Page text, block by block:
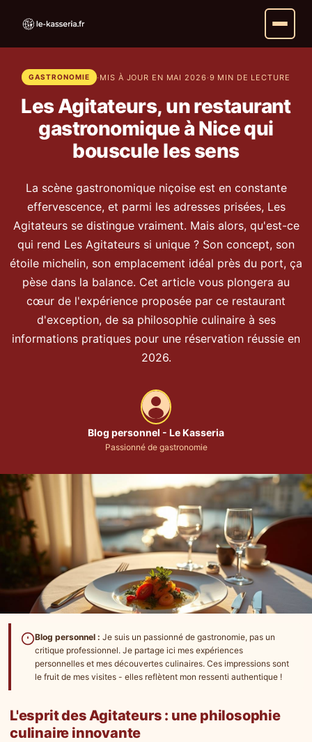
GASTRONOMIE · MIS À JOUR EN MAI 2026 ·9 MIN DE LECTURE
Les Agitateurs, un restaurant
gastronomique à Nice qui
bouscule les sens
La scène gastronomique niçoise est en constante
effervescence, et parmi les adresses prisées, Les
Agitateurs se distingue vraiment. Mais alors, qu'est-ce
qui rend Les Agitateurs si unique ? Son concept, son
étoile michelin, son emplacement idéal près du port, ça
pèse dans la balance. Cet article vous plongera au
cœur de l'expérience proposée par ce restaurant
d'exception, de sa philosophie culinaire à ses
informations pratiques pour une réservation réussie en
2026.
Blog personnel - Le Kasseria
Passionné de gastronomie
Blog personnel : Je suis un passionné de gastronomie, pas un
critique professionnel. Je partage ici mes expériences
personnelles et mes découvertes culinaires. Ces impressions sont
le fruit de mes visites - elles reflètent mon ressenti authentique !
L'esprit des Agitateurs : une philosophie
culinaire innovante